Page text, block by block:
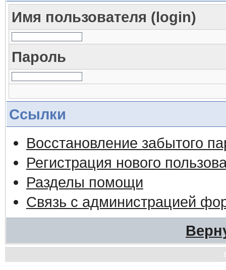
Имя пользователя (login)
Пароль
Ссылки
Восстановление забытого
Регистрация нового
Разделы помощи
Связь с администрацией